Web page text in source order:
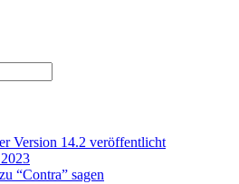
Version 14.2 veröffentlicht
“Contra” sagen